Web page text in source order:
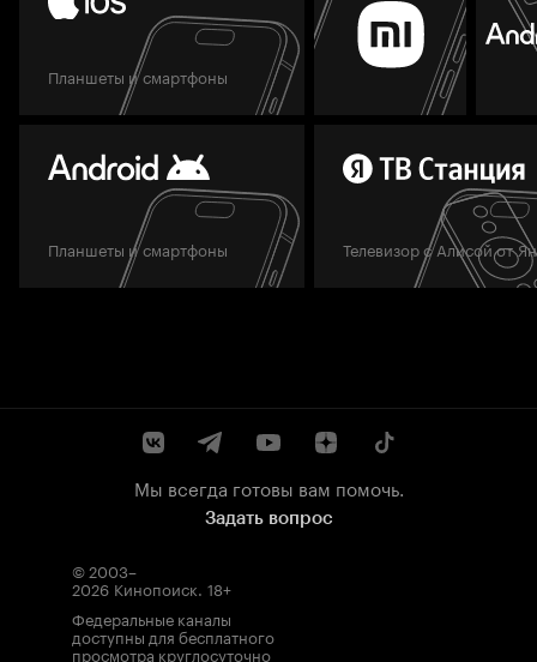
Планшеты и смартфоны
Планшеты и смартфоны Телевизор с Алисой от
Мы всегда готовы вам помочь.
Задать вопрос
© 2003–
2026 Кинопоиск. 18+
Федеральные каналы
доступны для бесплатного
просмотра круглосуточно